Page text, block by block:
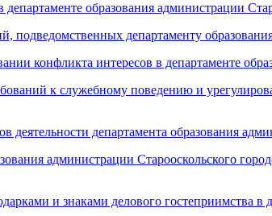
образования администрации
подведомственных департаменту
конфликта интересов в департаменте
к служебному поведению и
департамента образования
администрации Старооскольского
и знаками делового гостеприимства в